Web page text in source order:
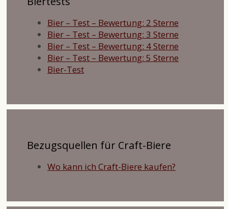
Bier – Test – Bewertung: 2 Sterne
Bier – Test – Bewertung: 3 Sterne
Bier – Test – Bewertung: 4 Sterne
Bier – Test – Bewertung: 5 Sterne
Bier-Test
Bezugsquellen für Craft-Biere
Wo kann ich Craft-Biere kaufen?